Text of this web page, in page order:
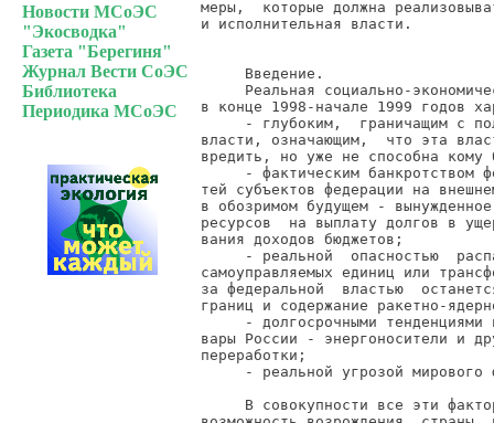
Новости МСоЭС
"Экосводка"
Газета "Берегиня"
Журнал Вести СоЭС
Библиотека
Периодика МСоЭС